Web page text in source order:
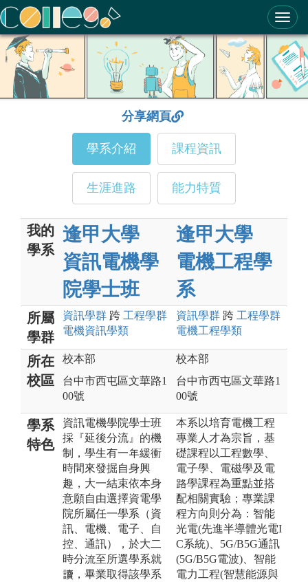
ColleGo! 大學選才與高中育才輔助系統
分享網頁
學系介紹 課程資訊
生涯進路 能力特質
我的
學系
逢甲大學
資訊電機學
院學士班
逢甲大學
電機工程學
系
所屬
學群
資訊學群 跨 工程學群
電機資訊學類
資訊學群 跨 工程學群
電機工程學類
所在
校區
校本部
台中市西屯區文華路1
00號
校本部
台中市西屯區文華路1
00號
學系
特色
資訊電機學院學士班
採『延後分流』的機
制，學生有一年緩衝
時間來發掘自身興
趣，大一結束依本身
意願自由選擇資電學
院所屬任一學系（資
訊、電機、電子、自
控、通訊），於大二
時分流至所選學系就
讀，畢業取得該學系
本系以培育電機工程
專業人才為宗旨，基
礎課程以工程數學、
電子學、電磁學及電
路學課程為重點並搭
配相關實驗；專業課
程方向則分為：智能
光電(先進半導體光電I
C系統)、5G/B5G通訊
(5G/B5G電波)、智能
電力工程(智慧能源與